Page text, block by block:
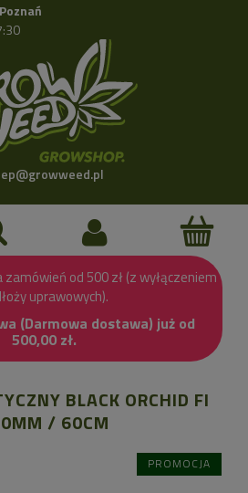
od 500 zł (z wyłączeniem
uprawowych).
(Darmowa dostawa) już od
500,00 zł.
BLACK ORCHID FI
/ 60CM
PROMOCJA